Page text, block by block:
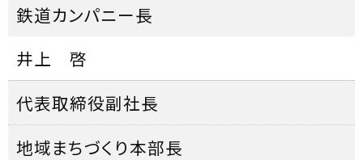
鉄道カンパニー長
井上 啓
代表取締役副社長
地域まちづくり本部長